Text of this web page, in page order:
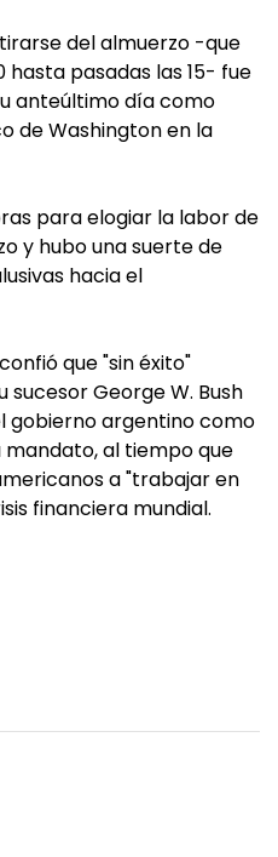
del almuerzo -que
hasta pasadas las 15- fue
anteúltimo día como
de Washington en la
para elogiar la labor de
y hubo una suerte de
hacia el
que "sin éxito"
sucesor George W. Bush
gobierno argentino como
al tiempo que
a "trabajar en
financiera mundial.